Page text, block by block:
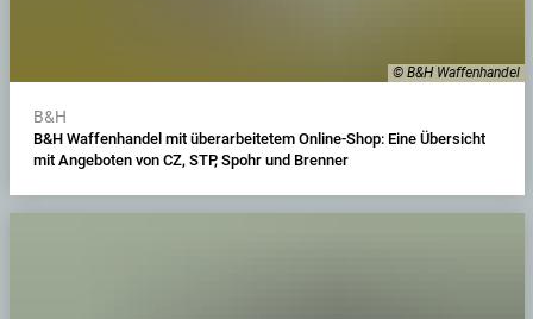
© B&H Waffenhandel
B&H
B&H Waffenhandel mit überarbeitetem Online-Shop: Eine Übersicht
mit Angeboten von CZ, STP, Spohr und Brenner